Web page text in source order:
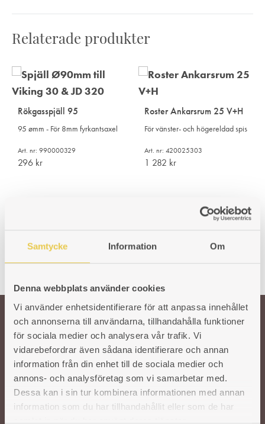
Samtycke Information Om
Denna webbplats använder cookies
Vi använder enhetsidentifierare för att anpassa innehållet
och annonserna till användarna, tillhandahålla funktioner
för sociala medier och analysera vår trafik. Vi
vidarebefordrar även sådana identifierare och annan
information från din enhet till de sociala medier och
annons- och analysföretag som vi samarbetar med.
Dessa kan i sin tur kombinera informationen med annan
information som du har tillhandahållit eller som de har
Relaterade produkter
Rökgasspjäll 95
95 ømm - För 8mm fyrkantsaxel
Art. nr: 990000329
296 kr
Roster Ankarsrum 25 V+H
För vänster- och högereldad spis
Art. nr: 420025303
1 282 kr
Välkommen till oss!
Vår önskan är att hålla den svenska traditionen och hantverket kring
gjutjärnsspisar levande. För att säkra kvaliteten på våra produkter arbetar vi
med utvalda svenska och utländska gjuterier. I vår moderna fabrik i Reftele
tar erfarna och skickliga hantverkare vid. De finputsar och polerar varje del